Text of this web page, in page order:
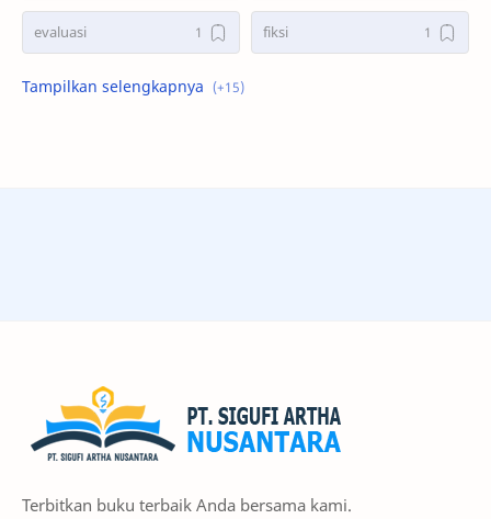
evaluasi fiksi
Fisika
Sains SD
TPACK
Terbitkan buku terbaik Anda bersama kami.